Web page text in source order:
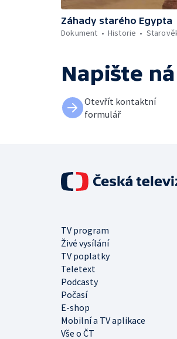
Záhady starého Egypta
Dokument
Historie
Napište
Otevřít kontaktní
formulář
TV program
Živé vysílání
TV poplatky
Teletext
Podcasty
Počasí
E-shop
Mobilní a TV aplikace
Vše o ČT